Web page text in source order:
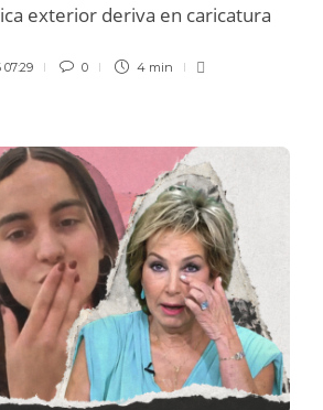
exterior deriva en caricatura
07:29 0 4 min